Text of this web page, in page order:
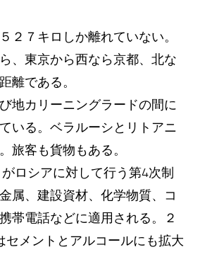
２７キロしか離れていない。
、東京から西なら京都、北な
離である。
地カリーニングラードの間に
いる。ベラルーシとリトアニ
旅客も貨物もある。
ロシアに対して行う第4次制
属、建設資材、化学物質、コ
帯電話などに適用される。２
セメントとアルコールにも拡大